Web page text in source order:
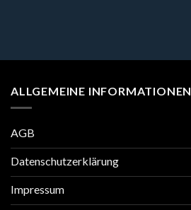
ALLGEMEINE INFORMATIONEN
AGB
Datenschutzerklärung
Impressum